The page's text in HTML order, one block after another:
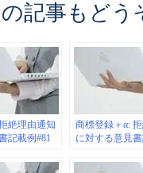
記事もどう
絶理由通知
記載例#81
商標登録＋α:
に対する意見